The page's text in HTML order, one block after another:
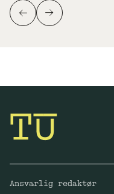
Ansvarlig redaktør